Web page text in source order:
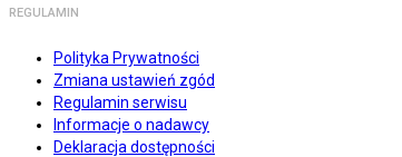
REGULAMIN
Polityka Prywatności
Zmiana ustawień zgód
Regulamin serwisu
Informacje o nadawcy
Deklaracja dostępności